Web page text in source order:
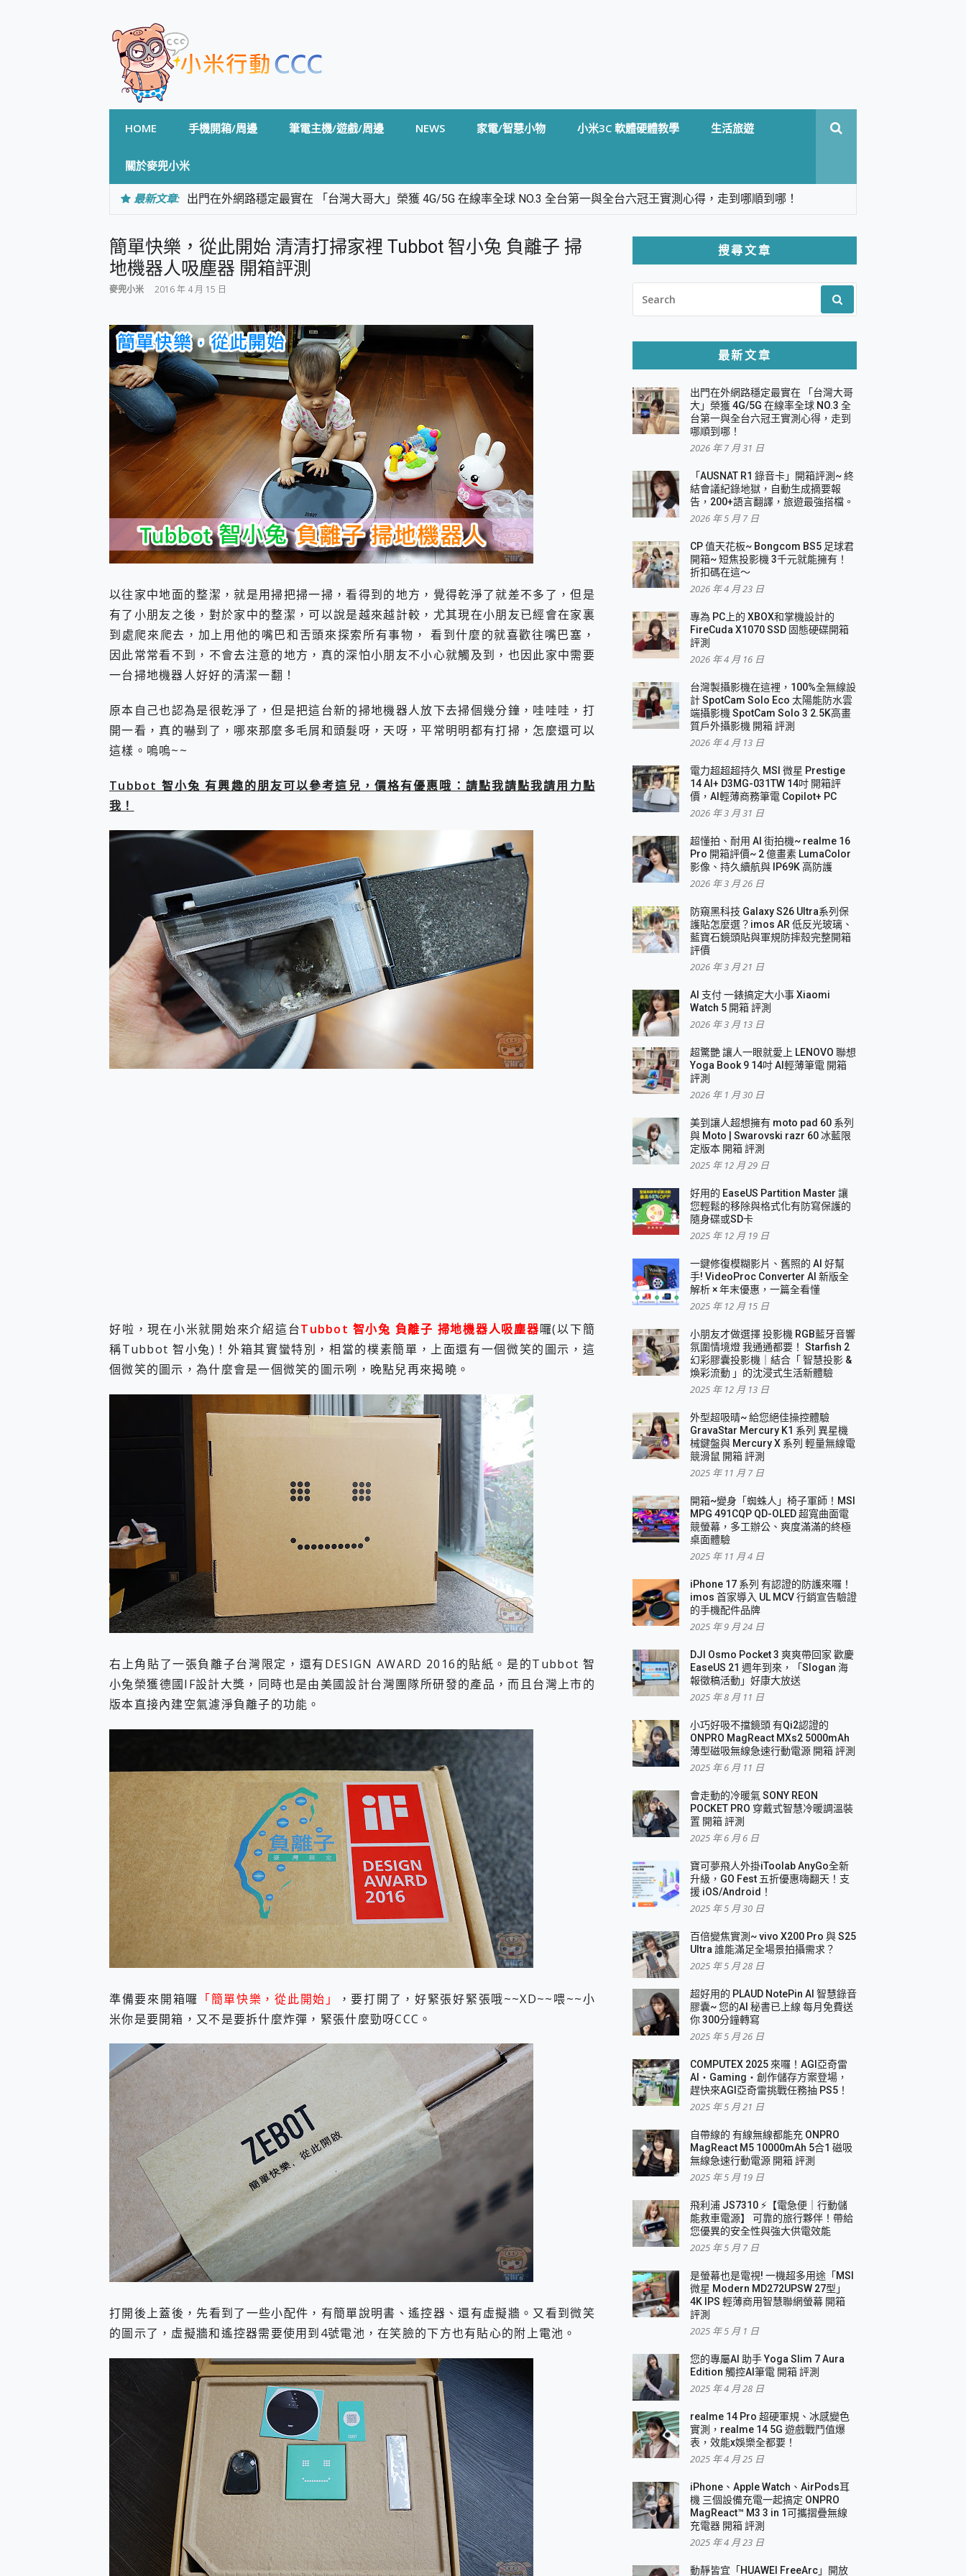
HOME 手機開箱/周邊 筆電主機/遊戲/周邊 NEWS 家電/智慧小物 小米3C 軟體硬體教學 生活旅遊
關於麥兜小米
最新文章: 出門在外網路穩定最實在 「台灣大哥大」榮獲 4G/5G 在線率全球 NO.3 全台第一與全台六冠王實測心得，走到哪順到哪！
專為 PC上的 XBOX和掌機設計的 FireCuda X1070 SSD 固態硬碟開箱 評測
台灣製攝影機在這裡，100%全無線設計 SpotCam Solo Eco 太陽能防水雲端攝影機 SpotCam Solo 3 2.5K高畫質戶外攝影機 開箱 評
測
電力超超超持久 MSI 微星 Prestige 14 AI+ D3MG-031TW 14吋 開箱評價，AI輕薄商務筆電 Copilot+ PC
防窺黑科技 Galaxy S26 Ultra系列保護貼怎麼選？imos AR 低反光玻璃、藍寶石鏡頭貼與軍規防摔殼完整開箱評價
AI 支付 一錶搞定大小事 Xiaomi Watch 5 開箱 評測
超驚艷 讓人一眼就愛上 LENOVO 聯想 Yoga Book 9 14吋 AI輕薄筆電 開箱 評測
美到讓人超想擁有 moto pad 60 系列 與 Moto | Swarovski razr 60 冰藍限定版本 開箱 評測
好用的 EaseUS Partition Master 讓您輕鬆的移除與格式化有防寫保護的隨身碟或SD卡
一鍵修復模糊影片、舊照的 AI 好幫手! VideoProc Converter AI 新版全解析 × 年末優惠，一篇全看懂
小朋友才做選擇 投影機 RGB藍牙音響 氛圍情境燈 我通通都要！ Starfish 2 幻彩膠囊投影機｜結合「 智慧投影 & 煥彩流動 」的沈浸
式生活新體驗
外型超吸晴~ 給您絕佳操控體驗 GravaStar Mercury K1 系列 異星機械鍵盤與 Mercury X 系列 輕量無線電競滑鼠 開箱 評測
開箱~變身「蜘蛛人」椅子軍師！MSI MPG 491CQP QD-OLED 超寬曲面電競螢幕，多工辦公、爽度滿滿的終極桌面體驗
iPhone 17 系列 有認證的防護來囉！ imos 首家導入 UL MCV 行銷宣告驗證的手機配件品牌
DJI Osmo Pocket 3 爽爽帶回家 歡慶 EaseUS 21 週年到來，「Slogan 海報徵稿活動」好康大放送
小巧好吸不擋鏡頭 有Qi2認證的 ONPRO MagReact MXs2 5000mAh薄型磁吸無線急速行動電源 開箱 評測
會走動的冷暖氣 SONY REON POCKET PRO 穿戴式智慧冷暖調溫裝置 開箱 評測
寶可夢飛人外掛iToolab AnyGo全新升級，GO Fest 五折優惠嗨翻天！支援 iOS/Android！
百倍變焦實測~ vivo X200 Pro 與 S25 Ultra 誰能滿足全場景拍攝需求？
超好用的 PLAUD NotePin AI 智慧錄音膠囊~ 您的AI 秘書已上線 每月免費送你 300分鐘轉寫
COMPUTEX 2025 來囉！AGI亞奇雷 AI・Gaming・創作儲存方案登場，趕快來AGI亞奇雷挑戰任務抽 PS5！
自帶線的 有線無線都能充 ONPRO MagReact M5 10000mAh 5合1 磁吸無線急速行動電源 開箱 評測
飛利浦 JS7310 ⚡【電急便｜行動儲能救車電源】 可靠的旅行夥伴！帶給您優異的安全性與強大供電效能
是螢幕也是電視! 一機超多用途「MSI微星 Modern MD272UPSW 27型」 4K IPS 輕薄商用智慧聯網螢幕 開箱 評測
您的專屬AI 助手 Yoga Slim 7 Aura Edition 觸控AI筆電 開箱 評測
realme 14 Pro 超硬軍規、冰感變色實測，realme 14 5G 遊戲戰鬥值爆表，效能x娛樂全都要！
iPhone、Apple Watch、AirPods耳機 三個設備充電一起搞定 ONPRO MagReact™ M3 3 in 1可攜摺疊無線充電器 開箱 評測
動靜皆宜「HUAWEI FreeArc」開放式耳掛耳機，無感配戴! 超穩超服貼，音質、通話也很優質
好玩好拍 vivo V50 ~ 口袋裡的 Zeiss 潮流攝影棚!
25種洗烘模式一機搞定! Roborock 衣莉莎白 H1 Neo分子篩洗脫烘 AI 滾筒洗衣機
2億 APO蔡司長焦神機降臨~ vivo X200 Pro、vivo X200 就是這麼好拍
EaseUS Vocal Remover 免費線上去聲器一鍵去除人聲 人聲 音樂分離 2024 消除人聲推薦
3 個超值 MHN 飛人工具分享~~ iToolab AnyGo 魔物獵人 Now飛人 ios教學 不出門也可以到處走
Locawhere AnyTo 寶可夢飛人 AnyTo 不出門也可以飛遍全世界
小體積 40000mAh 超大容量 一次充5個設備 充好充滿 CUKTECH 酷態科 300W 微型充電站 開箱 評測
97.3% 恢復率，資料救援就是這麼簡單 EaseUS Data Recovery Wizard Free 18.0.0 業界最好的資料救援軟體
磁碟系統大風吹 有了 磁碟管理程式 EaseUS Partition Master 就是這麼簡單
全新 SONY Xperia 1 VI 開箱! 相機實測! 長焦覆蓋更遠更清晰、2日長續航、頂尖影音娛樂效能~
Xiaomi 14 Ultra 開箱 評測~ 有深度的 Leica 影像旗艦手機! 加碼小旗艦 Xiaomi 14 開箱 評測
vivo TWS 3e 真無線藍牙耳機智慧降噪升級、音質明亮溫潤，並支援雙設備連接~
MSI Claw 掌機專屬配件包 來囉 完美保護 MSI Claw A1M-026TW 電競掌機
人像旗艦 vivo V30 系列 開箱 評測! 首搭蔡司光學鏡頭、攝影棚級柔光環、拍攝功能最好玩的美拍神機 vivo V30 Pro
多個願望一次滿足 超強散熱 微星 MSI Claw A1M-026TW 電競掌機 開箱 評測
一吸完美對位 擁有超強吸力與超好用的隱磁支架 O-ONE MAG 最會吸的行動電源 開箱 評測
Motorola edge 70 pro 及 moto g37 power上市，登錄在送飛利浦氣炸鍋
近八千元的 Soundcore Liberty 5 Pro Max，有螢幕的耳機會是智商稅嗎?
ASUS Pad 全面應援 Me Time，加碼愛奇藝黃金雙周卡體驗，專案價最低 NT$0 起
榮耀 HONOR 600 Pro x MOLLY Limited Edition 限量版開賣，攜手味全龍進駐大巨蛋萬人盛典
簡單快樂，從此開始 清清打掃家裡 Tubbot 智小兔 負離子 掃
地機器人吸塵器 開箱評測
麥兜小米 2016 年 4 月 15 日
以往家中地面的整潔，就是用掃把掃一掃，看得到的地方，覺得乾淨了就差不多了，但是
有了小朋友之後，對於家中的整潔，可以說是越來越計較，尤其現在小朋友已經會在家裏
到處爬來爬去，加上用他的嘴巴和舌頭來探索所有事物， 看到什麼的就喜歡往嘴巴塞，
因此常常看不到，不會去注意的地方，真的深怕小朋友不小心就觸及到，也因此家中需要
一台掃地機器人好好的清潔一翻！
原本自己也認為是很乾淨了，但是把這台新的掃地機器人放下去掃個幾分鐘，哇哇哇，打
開一看，真的嚇到了，哪來那麼多毛屑和頭髮呀，天呀，平常明明都有打掃，怎麼還可以
這樣。嗚嗚~~
Tubbot 智小兔 有興趣的朋友可以參考這兒，價格有優惠哦：請點我請點我請用力點
我！
好啦，現在小米就開始來介紹這台Tubbot 智小兔 負離子 掃地機器人吸塵器囉(以下簡
稱Tubbot 智小兔)！外箱其實蠻特別，相當的樸素簡單，上面還有一個微笑的圖示，這
個微笑的圖示，為什麼會是一個微笑的圖示咧，晚點兒再來揭曉。
右上角貼了一張負離子台灣限定，還有DESIGN AWARD 2016的貼紙。是的Tubbot 智
小兔榮獲德國IF設計大獎，同時也是由美國設計台灣團隊所研發的產品，而且台灣上市的
版本直接內建空氣濾淨負離子的功能。
準備要來開箱囉 「簡單快樂，從此開始」
，要打開了，好緊張好緊張哦~~XD~~喂~~小
米你是要開箱，又不是要拆什麼炸彈，緊張什麼勁呀CCC。
打開後上蓋後，先看到了一些小配件，有簡單說明書、遙控器、還有虛擬牆。又看到微笑
的圖示了，虛擬牆和遙控器需要使用到4號電池，在笑臉的下方也有貼心的附上電池。
搜尋文章
FOR:
最新文章
出門在外網路穩定最實在 「台灣大哥
大」榮獲 4G/5G 在線率全球 NO.3 全
台第一與全台六冠王實測心得，走到
哪順到哪！
2026 年 7 月 31 日
「AUSNAT R1 錄音卡」開箱評測~ 終
結會議紀錄地獄，自動生成摘要報
告，200+語言翻譯，旅遊最強搭檔。
2026 年 5 月 7 日
CP 值天花板~ Bongcom BS5 足球君
開箱~ 短焦投影機 3千元就能擁有！
折扣碼在這～
2026 年 4 月 23 日
專為 PC上的 XBOX和掌機設計的
FireCuda X1070 SSD 固態硬碟開箱
評測
2026 年 4 月 16 日
台灣製攝影機在這裡，100%全無線設
計 SpotCam Solo Eco 太陽能防水雲
端攝影機 SpotCam Solo 3 2.5K高畫
質戶外攝影機 開箱 評測
2026 年 4 月 13 日
電力超超超持久 MSI 微星 Prestige
14 AI+ D3MG-031TW 14吋 開箱評
價，AI輕薄商務筆電 Copilot+ PC
2026 年 3 月 31 日
超懂拍、耐用 AI 街拍機~ realme 16
Pro 開箱評價~ 2 億畫素 LumaColor
影像、持久續航與 IP69K 高防護
2026 年 3 月 26 日
防窺黑科技 Galaxy S26 Ultra系列保
護貼怎麼選？imos AR 低反光玻璃、
藍寶石鏡頭貼與軍規防摔殼完整開箱
評價
2026 年 3 月 21 日
AI 支付 一錶搞定大小事 Xiaomi
Watch 5 開箱 評測
2026 年 3 月 13 日
超驚艷 讓人一眼就愛上 LENOVO 聯想
Yoga Book 9 14吋 AI輕薄筆電 開箱
評測
2026 年 1 月 30 日
美到讓人超想擁有 moto pad 60 系列
與 Moto | Swarovski razr 60 冰藍限
定版本 開箱 評測
2025 年 12 月 29 日
好用的 EaseUS Partition Master 讓
您輕鬆的移除與格式化有防寫保護的
隨身碟或SD卡
2025 年 12 月 19 日
一鍵修復模糊影片、舊照的 AI 好幫
手! VideoProc Converter AI 新版全
解析 × 年末優惠，一篇全看懂
2025 年 12 月 15 日
小朋友才做選擇 投影機 RGB藍牙音響
氛圍情境燈 我通通都要！ Starfish 2
幻彩膠囊投影機｜結合「 智慧投影 &
煥彩流動 」的沈浸式生活新體驗
2025 年 12 月 13 日
外型超吸晴~ 給您絕佳操控體驗
GravaStar Mercury K1 系列 異星機
械鍵盤與 Mercury X 系列 輕量無線電
競滑鼠 開箱 評測
2025 年 11 月 7 日
開箱~變身「蜘蛛人」椅子軍師！MSI
MPG 491CQP QD-OLED 超寬曲面電
競螢幕，多工辦公、爽度滿滿的終極
桌面體驗
2025 年 11 月 4 日
iPhone 17 系列 有認證的防護來囉！
imos 首家導入 UL MCV 行銷宣告驗證
的手機配件品牌
2025 年 9 月 24 日
DJI Osmo Pocket 3 爽爽帶回家 歡慶
EaseUS 21 週年到來，「Slogan 海
報徵稿活動」好康大放送
2025 年 8 月 11 日
小巧好吸不擋鏡頭 有Qi2認證的
ONPRO MagReact MXs2 5000mAh
薄型磁吸無線急速行動電源 開箱 評測
2025 年 6 月 11 日
會走動的冷暖氣 SONY REON
POCKET PRO 穿戴式智慧冷暖調溫裝
置 開箱 評測
2025 年 6 月 6 日
寶可夢飛人外掛iToolab AnyGo全新
升級，GO Fest 五折優惠嗨翻天！支
援 iOS/Android！
2025 年 5 月 30 日
百倍變焦實測~ vivo X200 Pro 與 S25
Ultra 誰能滿足全場景拍攝需求？
2025 年 5 月 28 日
超好用的 PLAUD NotePin AI 智慧錄音
膠囊~ 您的AI 秘書已上線 每月免費送
你 300分鐘轉寫
2025 年 5 月 26 日
COMPUTEX 2025 來囉！AGI亞奇雷
AI・Gaming・創作儲存方案登場，
趕快來AGI亞奇雷挑戰任務抽 PS5！
2025 年 5 月 21 日
自帶線的 有線無線都能充 ONPRO
MagReact M5 10000mAh 5合1 磁吸
無線急速行動電源 開箱 評測
2025 年 5 月 19 日
飛利浦 JS7310 ⚡【電急便｜行動儲
能救車電源】 可靠的旅行夥伴！帶給
您優異的安全性與強大供電效能
2025 年 5 月 7 日
是螢幕也是電視! 一機超多用途「MSI
微星 Modern MD272UPSW 27型」
4K IPS 輕薄商用智慧聯網螢幕 開箱
評測
2025 年 5 月 1 日
您的專屬AI 助手 Yoga Slim 7 Aura
Edition 觸控AI筆電 開箱 評測
2025 年 4 月 28 日
realme 14 Pro 超硬軍規、冰感變色
實測，realme 14 5G 遊戲戰鬥值爆
表，效能x娛樂全都要！
2025 年 4 月 25 日
iPhone、Apple Watch、AirPods耳
機 三個設備充電一起搞定 ONPRO
MagReact™ M3 3 in 1可攜摺疊無線
充電器 開箱 評測
2025 年 4 月 23 日
動靜皆宜「HUAWEI FreeArc」開放